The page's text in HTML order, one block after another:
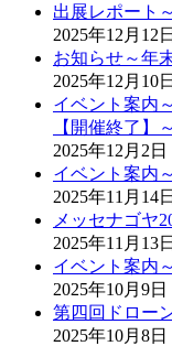
出展レポート
2025年12月12日
お知らせ～年
2025年12月10日
イベント案内
【開催終了】～
2025年12月2日
イベント案内
2025年11月14日
メッセナゴヤ
2025年11月13日
イベント案内
2025年10月9日
第四回ドロー
2025年10月8日